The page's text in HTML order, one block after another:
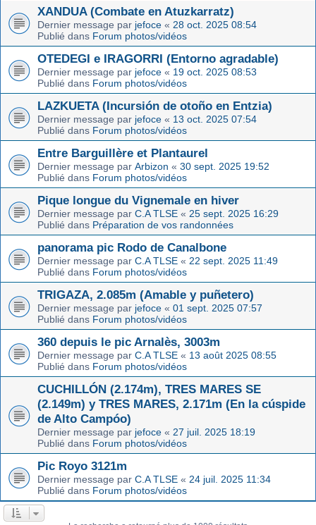
XANDUA (Combate en Atuzkarratz)
Dernier message par jefoce « 28 oct. 2025 08:54
Publié dans Forum photos/vidéos
OTEDEGI e IRAGORRI (Entorno agradable)
Dernier message par jefoce « 19 oct. 2025 08:53
Publié dans Forum photos/vidéos
LAZKUETA (Incursión de otoño en Entzia)
Dernier message par jefoce « 13 oct. 2025 07:54
Publié dans Forum photos/vidéos
Entre Barguillère et Plantaurel
Dernier message par Arbizon « 30 sept. 2025 19:52
Publié dans Forum photos/vidéos
Pique longue du Vignemale en hiver
Dernier message par C.A TLSE « 25 sept. 2025 16:29
Publié dans Préparation de vos randonnées
panorama pic Rodo de Canalbone
Dernier message par C.A TLSE « 22 sept. 2025 11:49
Publié dans Forum photos/vidéos
TRIGAZA, 2.085m (Amable y puñetero)
Dernier message par jefoce « 01 sept. 2025 07:57
Publié dans Forum photos/vidéos
360 depuis le pic Arnalès, 3003m
Dernier message par C.A TLSE « 13 août 2025 08:55
Publié dans Forum photos/vidéos
CUCHILLÓN (2.174m), TRES MARES SE
(2.149m) y TRES MARES, 2.171m (En la cúspide
de Alto Campóo)
Dernier message par jefoce « 27 juil. 2025 18:19
Publié dans Forum photos/vidéos
Pic Royo 3121m
Dernier message par C.A TLSE « 24 juil. 2025 11:34
Publié dans Forum photos/vidéos